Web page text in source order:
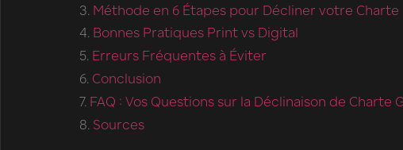
Méthode en 6 Étapes pour Décliner votre Charte
Bonnes Pratiques Print vs Digital
Erreurs Fréquentes à Éviter
Conclusion
FAQ : Vos Questions sur la Déclinaison de Charte
Sources